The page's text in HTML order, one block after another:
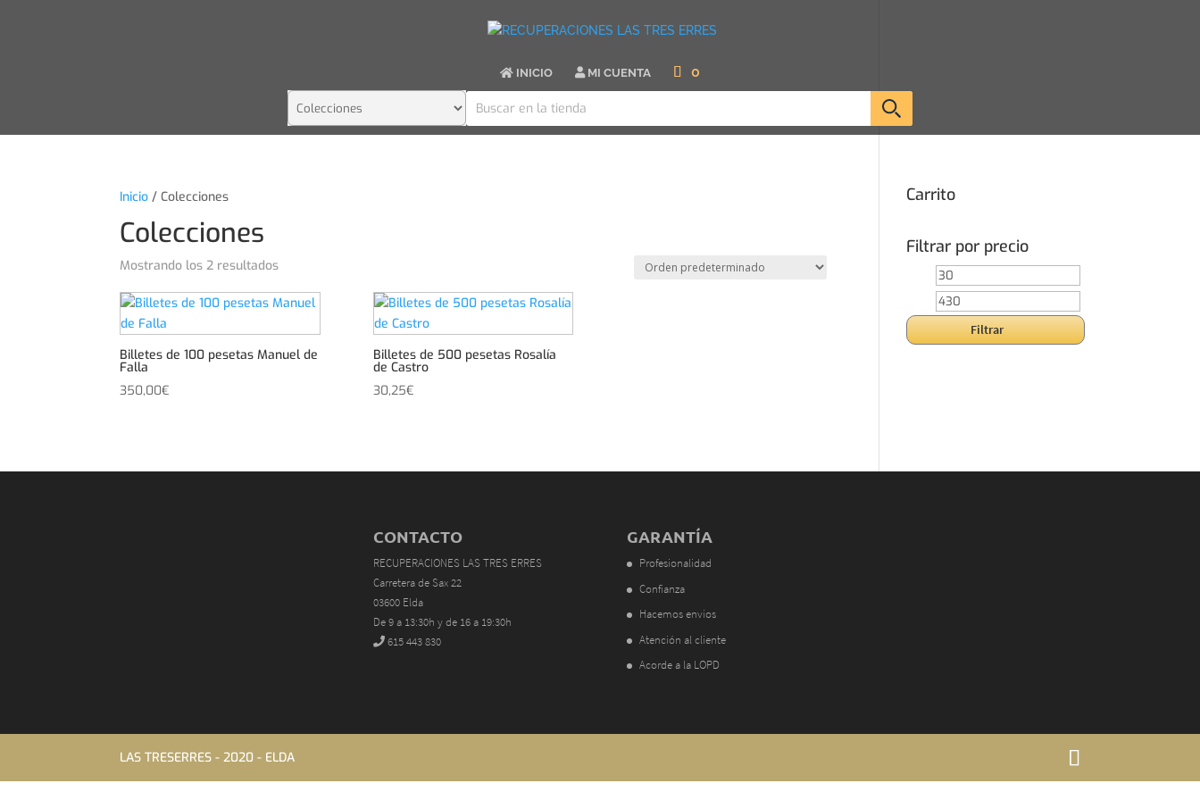
INICIO MI CUENTA 0
Inicio / Colecciones
Colecciones
Mostrando los 2 resultados
Billetes de 100 pesetas Manuel de
Falla
350,00€
Billetes de 500 pesetas Rosalía
de Castro
30,25€
Carrito
Filtrar por precio
Precio
mínimo
Filtrar
CONTACTO
RECUPERACIONES LAS TRES ERRES
Carretera de Sax 22
03600 Elda
De 9 a 13:30h y de 16 a 19:30h
615 443 830
GARANTÍA
Profesionalidad
Confianza
Hacemos envios
Atención al cliente
Acorde a la LOPD
LAS TRESERRES - 2020 - ELDA